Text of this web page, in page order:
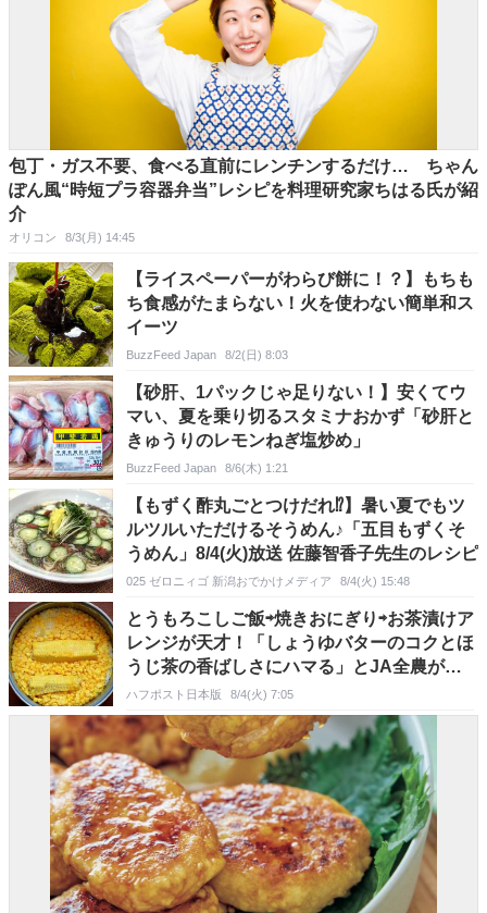
包丁・ガス不要、食べる直前にレンチンするだけ… ちゃん
ぽん風“時短プラ容器弁当”レシピを料理研究家ちはる氏が紹
介
オリコン 8/3(月) 14:45
【ライスペーパーがわらび餅に！？】もちも
ち食感がたまらない！火を使わない簡単和ス
イーツ
BuzzFeed Japan 8/2(日) 8:03
【砂肝、1パックじゃ足りない！】安くてウ
マい、夏を乗り切るスタミナおかず「砂肝と
きゅうりのレモンねぎ塩炒め」
BuzzFeed Japan 8/6(木) 1:21
【もずく酢丸ごとつけだれ⁉】暑い夏でもツ
ルツルいただけるそうめん♪「五目もずくそ
うめん」8/4(火)放送 佐藤智香子先生のレシピ
025 ゼロニィゴ 新潟おでかけメディア 8/4(火) 15:48
とうもろこしご飯⇨焼きおにぎり⇨お茶漬けア
レンジが天才！「しょうゆバターのコクとほ
うじ茶の香ばしさにハマる」とJA全農が紹
介
ハフポスト日本版 8/4(火) 7:05